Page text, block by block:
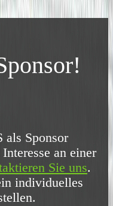
als Sponsor
an einer
Sie uns.
individuelles